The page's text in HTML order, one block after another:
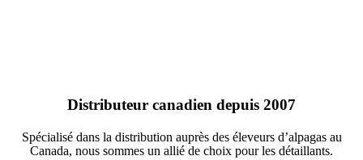
Distributeur canadien depuis 2007
Spécialisé dans la distribution auprès des éleveurs d’alpagas au
Canada, nous sommes un allié de choix pour les détaillants.